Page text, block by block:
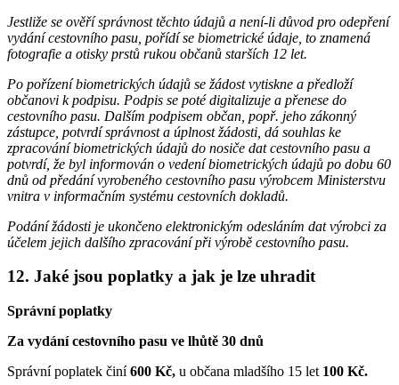
Jestliže se ověří správnost těchto údajů a není-li důvod pro odepření
vydání cestovního pasu, pořídí se biometrické údaje, to znamená
fotografie a otisky prstů rukou občanů starších 12 let.
Po pořízení biometrických údajů se žádost vytiskne a předloží
občanovi k podpisu. Podpis se poté digitalizuje a přenese do
cestovního pasu. Dalším podpisem občan, popř. jeho zákonný
zástupce, potvrdí správnost a úplnost žádosti, dá souhlas ke
zpracování biometrických údajů do nosiče dat cestovního pasu a
potvrdí, že byl informován o vedení biometrických údajů po dobu 60
dnů od předání vyrobeného cestovního pasu výrobcem Ministerstvu
vnitra v informačním systému cestovních dokladů.
Podání žádosti je ukončeno elektronickým odesláním dat výrobci za
účelem jejich dalšího zpracování při výrobě cestovního pasu.
12. Jaké jsou poplatky a jak je lze uhradit
Správní poplatky
Za vydání cestovního pasu ve lhůtě 30 dnů
Správní poplatek činí600 Kč, u občana mladšího 15 let 100 Kč.